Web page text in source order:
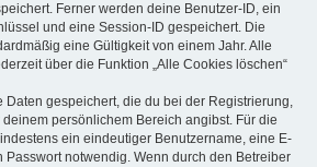
Ferner werden deine Benutzer-ID, ein
und eine Session-ID gespeichert. Die
eine Gültigkeit von einem Jahr. Alle
über die Funktion „Alle Cookies löschen“
Daten gespeichert, die du bei der Registrierung,
persönlichem Bereich angibst. Für die
ein eindeutiger Benutzername, eine E-
Passwort notwendig. Wenn durch den Betreiber